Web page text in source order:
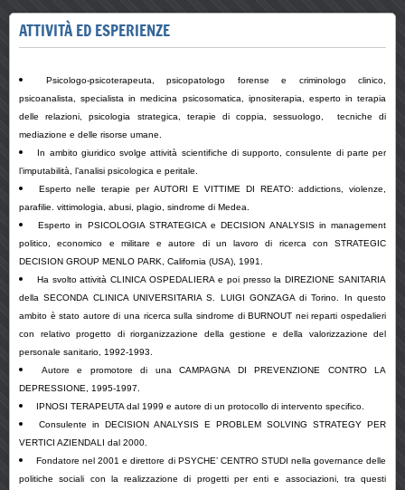
ATTIVITÀ ED ESPERIENZE
Psicologo-psicoterapeuta, psicopatologo forense e criminologo clinico,
psicoanalista, specialista in medicina psicosomatica, ipnositerapia, esperto in terapia
delle relazioni, psicologia strategica, terapie di coppia, sessuologo, tecniche di
mediazione e delle risorse umane.
In ambito giuridico svolge attività scientifiche di supporto, consulente di parte per
l’imputabilità, l’analisi psicologica e peritale.
Esperto nelle terapie per AUTORI E VITTIME DI REATO: addictions, violenze,
parafilie. vittimologia, abusi, plagio, sindrome di Medea.
Esperto in PSICOLOGIA STRATEGICA e DECISION ANALYSIS in management
politico, economico e militare e autore di un lavoro di ricerca con STRATEGIC
DECISION GROUP MENLO PARK, California (USA), 1991.
Ha svolto attività CLINICA OSPEDALIERA e poi presso la DIREZIONE SANITARIA
della SECONDA CLINICA UNIVERSITARIA S. LUIGI GONZAGA di Torino. In questo
ambito è stato autore di una ricerca sulla sindrome di BURNOUT nei reparti ospedalieri
con relativo progetto di riorganizzazione della gestione e della valorizzazione del
personale sanitario, 1992-1993.
Autore e promotore di una CAMPAGNA DI PREVENZIONE CONTRO LA
DEPRESSIONE, 1995-1997.
IPNOSI TERAPEUTA dal 1999 e autore di un protocollo di intervento specifico.
Consulente in DECISION ANALYSIS E PROBLEM SOLVING STRATEGY PER
VERTICI AZIENDALI dal 2000.
Fondatore nel 2001 e direttore di PSYCHE’ CENTRO STUDI nella governance delle
politiche sociali con la realizzazione di progetti per enti e associazioni, tra questi